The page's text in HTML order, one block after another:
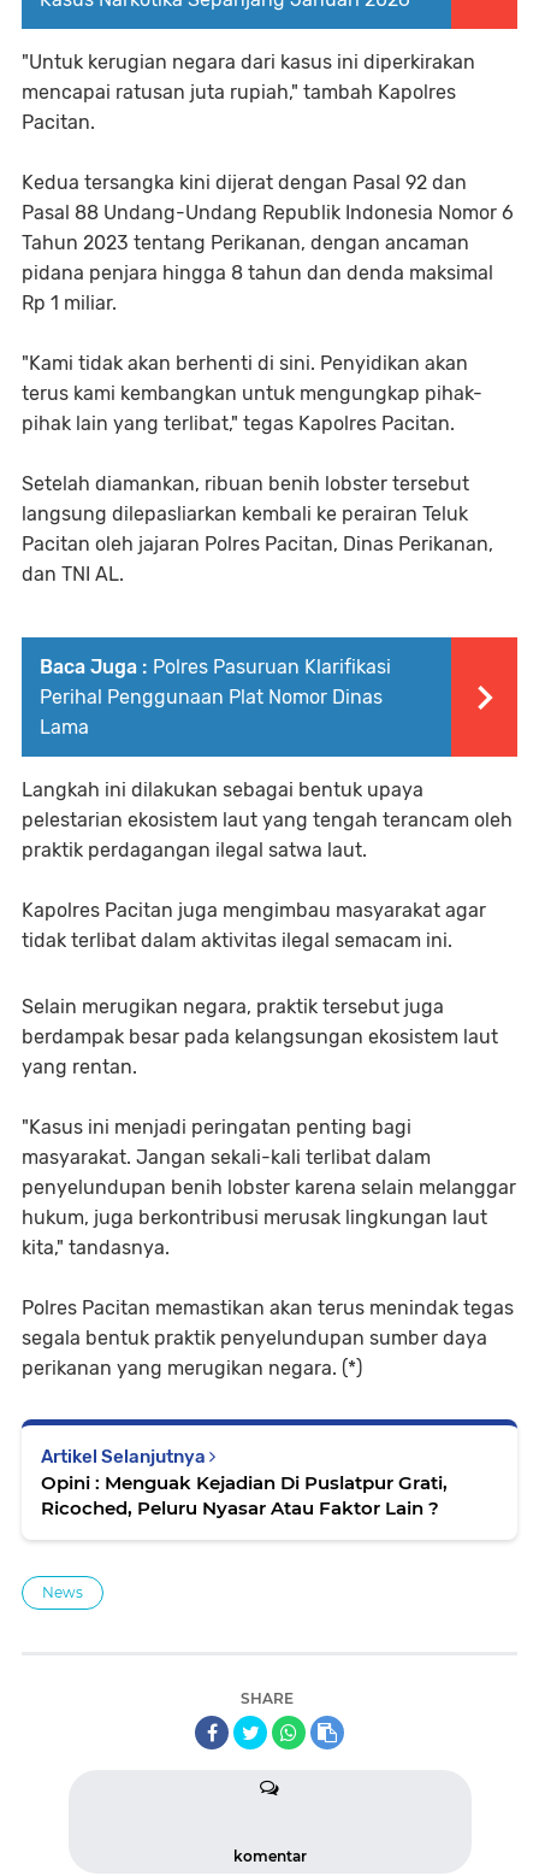
"Untuk kerugian negara dari kasus ini diperkirakan
mencapai ratusan juta rupiah," tambah Kapolres
Pacitan.
Kedua tersangka kini dijerat dengan Pasal 92 dan
Pasal 88 Undang-Undang Republik Indonesia Nomor 6
Tahun 2023 tentang Perikanan, dengan ancaman
pidana penjara hingga 8 tahun dan denda maksimal
Rp 1 miliar.
"Kami tidak akan berhenti di sini. Penyidikan akan
terus kami kembangkan untuk mengungkap pihak-
pihak lain yang terlibat," tegas Kapolres Pacitan.
Setelah diamankan, ribuan benih lobster tersebut
langsung dilepasliarkan kembali ke perairan Teluk
Pacitan oleh jajaran Polres Pacitan, Dinas Perikanan,
dan TNI AL.
Baca Juga : Polres Pasuruan Klarifikasi
Perihal Penggunaan Plat Nomor Dinas
Lama
Langkah ini dilakukan sebagai bentuk upaya
pelestarian ekosistem laut yang tengah terancam oleh
praktik perdagangan ilegal satwa laut.
Kapolres Pacitan juga mengimbau masyarakat agar
tidak terlibat dalam aktivitas ilegal semacam ini.
Selain merugikan negara, praktik tersebut juga
berdampak besar pada kelangsungan ekosistem laut
yang rentan.
"Kasus ini menjadi peringatan penting bagi
masyarakat. Jangan sekali-kali terlibat dalam
penyelundupan benih lobster karena selain melanggar
hukum, juga berkontribusi merusak lingkungan laut
kita," tandasnya.
Polres Pacitan memastikan akan terus menindak tegas
segala bentuk praktik penyelundupan sumber daya
perikanan yang merugikan negara. (*)
Artikel Selanjutnya
Opini : Menguak Kejadian Di Puslatpur Grati,
Ricoched, Peluru Nyasar Atau Faktor Lain ?
News
SHARE
komentar